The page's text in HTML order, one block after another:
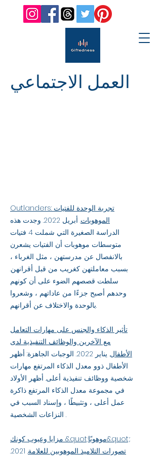
العمل الاجتماعي
Outlanders: تجربة الوحدة للفتيات
الموهوبات
. أبريل 2022. وجدت هذه
الدراسة الصغيرة التي شملت 4 فتيات
متوسطات موهوبات أن الفتيات يشعرن
بالانفصال عن مدرستهن ، مثل الغرباء ،
بسبب معاملتهن كغريب من قبل أقرانهن.
سلطت قصصهم الضوء على أن كونهم
وحدهم أصبح جزءًا من عاداتهم ، وشعروا
بالوحدة والاختلاف عن أقرانهم.
تأثير الذكاء والجنس على مهارات التعامل
مع الآخرين والوظائف التنفيذية لدى
الأطفال
. يناير 2022. الوجبات الجاهزة: أظهر
الأطفال ذوو معدل الذكاء المرتفع مهارات
شخصية ووظائف تنفيذية أعلى. أظهر الأولاد
في مجموعة معدل الذكاء المرتفع ذاكرة
عمل أعلى ، وتثبيطًا ، وإسناد السبب في
النزاعات الشخصية .
مزايا وعيوب كونك &quot;موهوبًا&quot;:
تصورات التلاميذ الموهوبين للعلامة
. 2021.